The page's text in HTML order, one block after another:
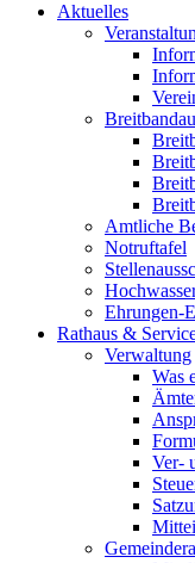
Aktuelles
Amtliche
Notruftafel
Ehrungen-
Rathaus &
Verwaltung
Was
Ver-